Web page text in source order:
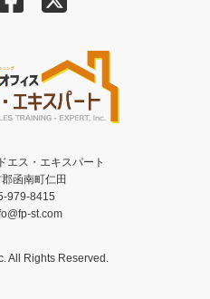
エス・エキスパート
函南町仁田
979-8415
st.com
All Rights Reserved.